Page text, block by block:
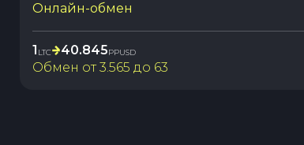
Онлайн-обмен
1 LTC 40.845PPUSD
Обмен от3.565 до 63